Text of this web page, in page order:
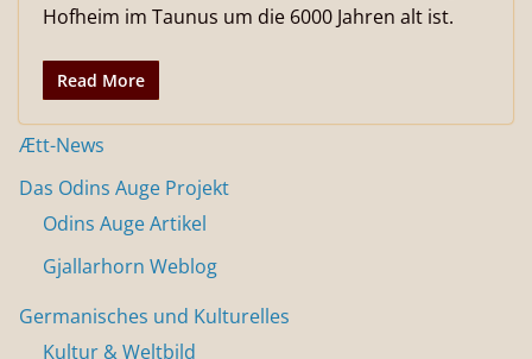
Hofheim im Taunus um die 6000 Jahren alt ist.
Read More
Ætt-News
Das Odins Auge Projekt
Odins Auge Artikel
Gjallarhorn Weblog
Germanisches und Kulturelles
Kultur & Weltbild